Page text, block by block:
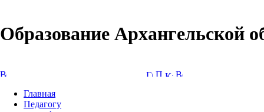
Образование Архангельской
Главная
Педагогу